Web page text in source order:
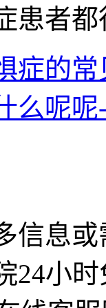
患者
症的常
么呢呢
信息
24小